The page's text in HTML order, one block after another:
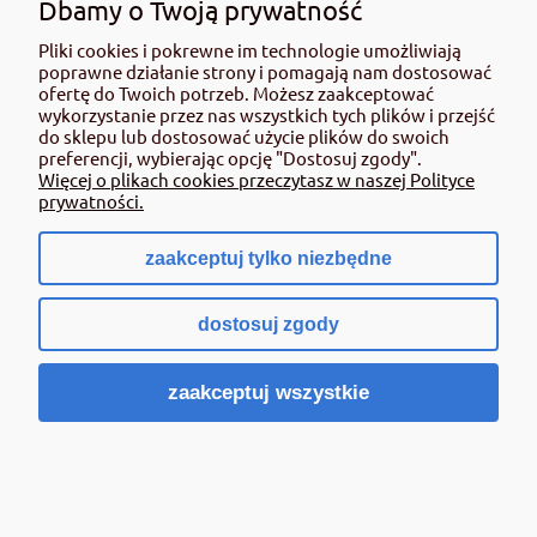
« 1 2 3 4 5 6 7 »
POMOC
MOJE KONTO
PŁATNOŚCI
Dbamy o Twoją prywatność
Pliki cookies i pokrewne im technologie umożliwiają
poprawne działanie strony i pomagają nam dostosować
ofertę do Twoich potrzeb. Możesz zaakceptować
wykorzystanie przez nas wszystkich tych plików i przejść
do sklepu lub dostosować użycie plików do swoich
preferencji, wybierając opcję "Dostosuj zgody".
Więcej o plikach cookies przeczytasz w naszej Polityce
prywatności.
zaakceptuj tylko niezbędne
dostosuj zgody
zaakceptuj wszystkie